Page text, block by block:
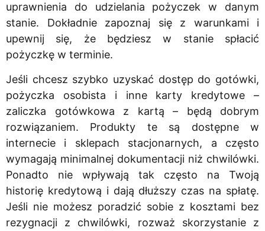
uprawnienia do udzielania pożyczek w danym
stanie. Dokładnie zapoznaj się z warunkami i
upewnij się, że będziesz w stanie spłacić
pożyczkę w terminie.
Jeśli chcesz szybko uzyskać dostęp do gotówki,
pożyczka osobista i inne karty kredytowe –
zaliczka gotówkowa z kartą – będą dobrym
rozwiązaniem. Produkty te są dostępne w
internecie i sklepach stacjonarnych, a często
wymagają minimalnej dokumentacji niż chwilówki.
Ponadto nie wpływają tak często na Twoją
historię kredytową i dają dłuższy czas na spłatę.
Jeśli nie możesz poradzić sobie z kosztami bez
rezygnacji z chwilówki, rozważ skorzystanie z